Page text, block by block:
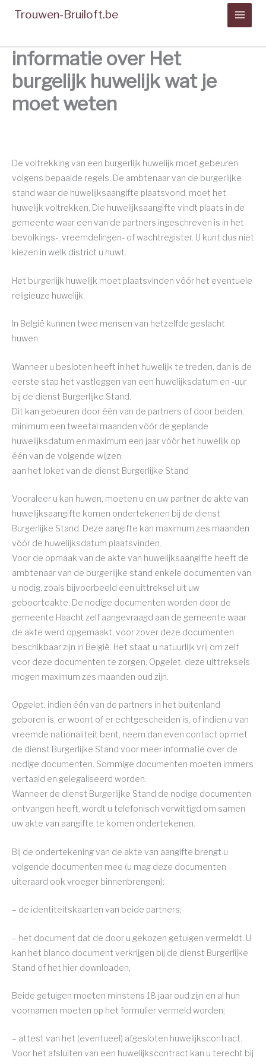
inhoud
Trouwen-Bruiloft.be
informatie over Het
burgelijk huwelijk wat je
moet weten
De voltrekking van een burgerlijk huwelijk moet gebeuren
volgens bepaalde regels. De ambtenaar van de burgerlijke
stand waar de huwelijksaangifte plaatsvond, moet het
huwelijk voltrekken. Die huwelijksaangifte vindt plaats in de
gemeente waar een van de partners ingeschreven is in het
bevolkings-, vreemdelingen- of wachtregister. U kunt dus niet
kiezen in welk district u huwt.
Het burgerlijk huwelijk moet plaatsvinden vóór het eventuele
religieuze huwelijk.
In België kunnen twee mensen van hetzelfde geslacht
huwen.
Wanneer u besloten heeft in het huwelijk te treden, dan is de
eerste stap het vastleggen van een huwelijksdatum en -uur
bij de dienst Burgerlijke Stand.
Dit kan gebeuren door één van de partners of door beiden,
minimum een tweetal maanden vóór de geplande
huwelijksdatum en maximum een jaar vóór het huwelijk op
één van de volgende wijzen:
aan het loket van de dienst Burgerlijke Stand
Vooraleer u kan huwen, moeten u en uw partner de akte van
huwelijksaangifte komen ondertekenen bij de dienst
Burgerlijke Stand. Deze aangifte kan maximum zes maanden
vóór de huwelijksdatum plaatsvinden.
Voor de opmaak van de akte van huwelijksaangifte heeft de
ambtenaar van de burgerlijke stand enkele documenten van
u nodig, zoals bijvoorbeeld een uittreksel uit uw
geboorteakte. De nodige documenten worden door de
gemeente Haacht zelf aangevraagd aan de gemeente waar
de akte werd opgemaakt, voor zover deze documenten
beschikbaar zijn in België. Het staat u natuurlijk vrij om zelf
voor deze documenten te zorgen. Opgelet: deze uittreksels
mogen maximum zes maanden oud zijn.
Opgelet: indien één van de partners in het buitenland
geboren is, er woont of er echtgescheiden is, of indien u van
vreemde nationaliteit bent, neem dan even contact op met
de dienst Burgerlijke Stand voor meer informatie over de
nodige documenten. Sommige documenten moeten immers
vertaald en gelegaliseerd worden.
Wanneer de dienst Burgerlijke Stand de nodige documenten
ontvangen heeft, wordt u telefonisch verwittigd om samen
uw akte van aangifte te komen ondertekenen.
Bij de ondertekening van de akte van aangifte brengt u
volgende documenten mee (u mag deze documenten
uiteraard ook vroeger binnenbrengen):
– de identiteitskaarten van beide partners;
– het document dat de door u gekozen getuigen vermeldt. U
kan het blanco document verkrijgen bij de dienst Burgerlijke
Stand of het hier downloaden;
Beide getuigen moeten minstens 18 jaar oud zijn en al hun
voornamen moeten op het formulier vermeld worden;
– attest van het (eventueel) afgesloten huwelijkscontract.
Voor het afsluiten van een huwelijkscontract kan u terecht bij